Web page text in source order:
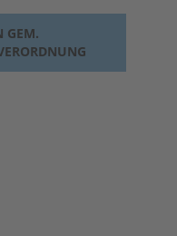
GEM.